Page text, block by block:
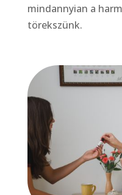
mindannyian a
törekszünk.